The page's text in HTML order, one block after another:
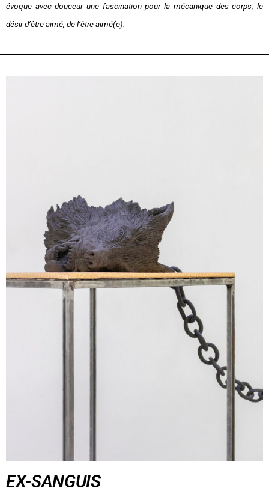
évoque avec douceur une fascination pour la mécanique des corps, le
désir d’être aimé, de l’être aimé(e).
EX-SANGUIS